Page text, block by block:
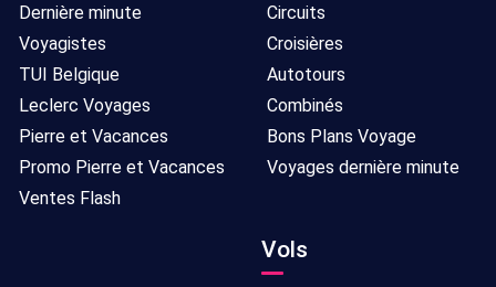
Dernière minute
Voyagistes
TUI Belgique
Leclerc Voyages
Pierre et Vacances
Promo Pierre et Vacances
Ventes Flash
Circuits
Croisières
Autotours
Combinés
Bons Plans Voyage
Voyages dernière minute
Vols